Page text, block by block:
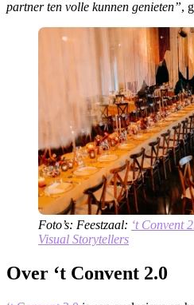
partner ten volle kunnen genieten”,
Foto’s: Feestzaal: ‘t Convent
Visual Storytellers
Over ‘t Convent 2.0